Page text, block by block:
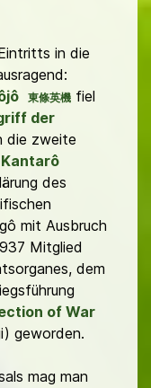
in die
東條英機 fiel
der
die zweite
Kantarô
des
mit Ausbruch
Mitglied
dem
of War
geworden.
mag man